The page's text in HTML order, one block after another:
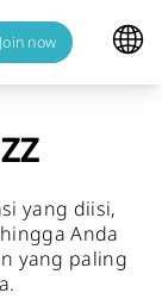
Join now
yang diisi,
Anda
yang paling